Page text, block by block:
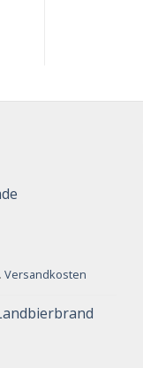
Versandkosten